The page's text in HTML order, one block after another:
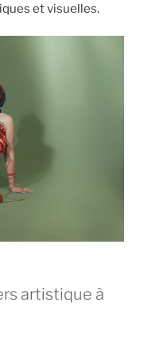
et visuelles.
artistique à